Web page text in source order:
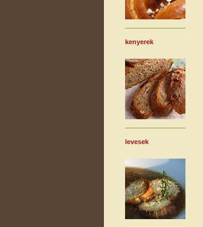
kenyerek
levesek